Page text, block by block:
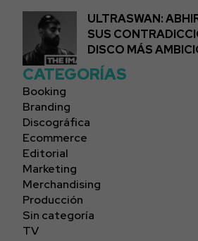
ULTRASWAN:
SUS
DISCO MÁS
CATEGORÍAS
Booking
Branding
Discográfica
Ecommerce
Editorial
Marketing
Merchandising
Producción
Sin categoría
TV